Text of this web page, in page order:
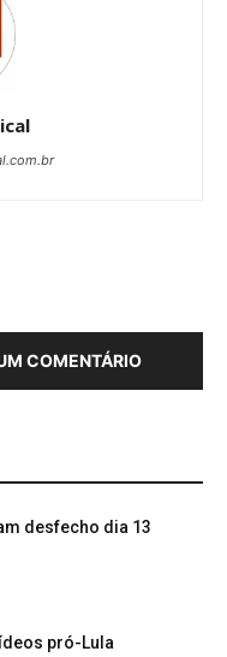
COMENTÁRIO
desfecho dia 13
pró-Lula